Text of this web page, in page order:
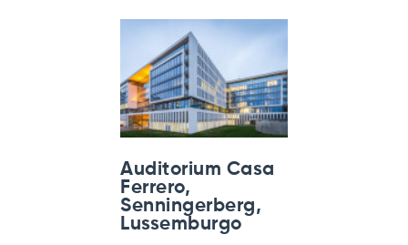
Auditorium Casa
Ferrero,
Senningerberg,
Lussemburgo